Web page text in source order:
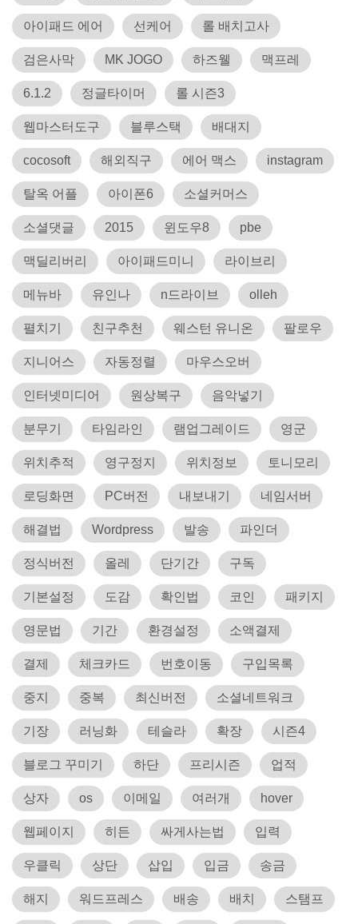
아이패드 에어 선케어 롤 배치고사
검은사막 MK JOGO 하즈웰 맥프레
6.1.2 정글타이머 롤 시즌3
웹마스터도구 블루스택 배대지
cocosoft 해외직구 에어 맥스 instagram
탈옥 어플 아이폰6 소셜커머스
소셜댓글 2015 윈도우8 pbe
맥딜리버리 아이패드미니 라이브리
메뉴바 유인나 n드라이브 olleh
펼치기 친구추천 웨스턴 유니온 팔로우
지니어스 자동정렬 마우스오버
인터넷미디어 원상복구 음악넣기
분무기 타임라인 램업그레이드 영군
위치추적 영구정지 위치정보 토니모리
로딩화면 PC버전 내보내기 네임서버
해결법 Wordpress 발송 파인더
정식버전 올레 단기간 구독
기본설정 도감 확인법 코인 패키지
영문법 기간 환경설정 소액결제
결제 체크카드 번호이동 구입목록
중지 중복 최신버전 소셜네트워크
기장 러닝화 테슬라 확장 시즌4
블로그 꾸미기 하단 프리시즌 업적
상자 os 이메일 여러개 hover
웹페이지 히든 싸게사는법 입력
우클릭 상단 삽입 입금 송금
해지 워드프레스 배송 배치 스탬프